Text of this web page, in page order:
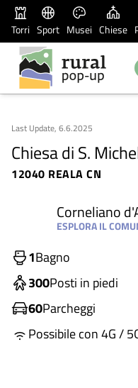
Torri Sport Musei Chiese
Last Update, 6.6.2025
Chiesa di S.
12040 REALA CN
Corneliano
ESPLORA IL
1Bagno
300Posti in piedi
60Parcheggi
Possibile con 4G /